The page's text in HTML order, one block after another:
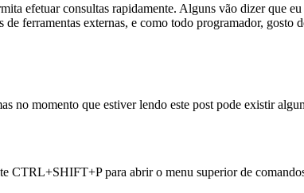
efetuar consultas rapidamente. Alguns vão dizer que
ferramentas externas, e como todo programador, gosto
no momento que estiver lendo este post pode existir
CTRL+SHIFT+P para abrir o menu superior de